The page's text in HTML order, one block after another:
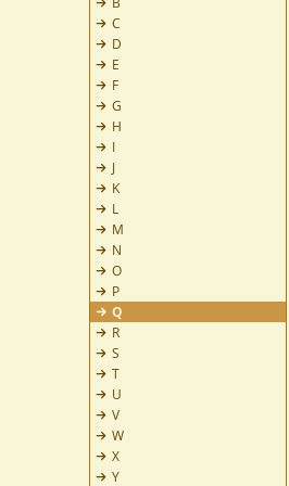
C
D
E
F
G
H
I
J
K
L
M
N
O
P
Q
R
S
T
U
V
W
X
Y